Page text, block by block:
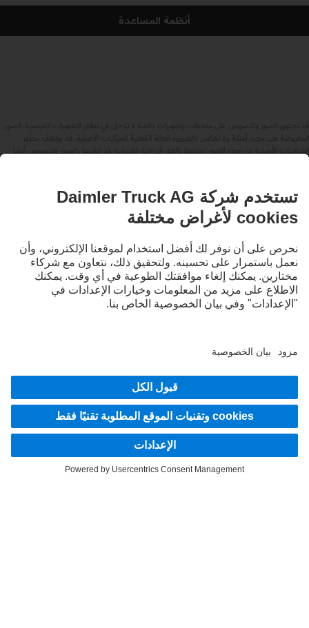
أنظمة المساعدة
الشاحنات الأصلية عن هذه الصور. نحتفظ بالحق في إجراء تغييرات. قد تشتمل الصور والنصوص أيضًا
على بعض الموديلات والخدمات والعروض التي لا تتوافر في بعض البلدان.
باعتبارنا شركة عالمية، فإن تكافؤ الفرص والتنوع والانفتاح والاحترام من المعتقدات الأساسية لدينا في
شركة Daimler Truck AG. ويتجلى ذلك في طريقة تفكيرنا وتصرفنا والتواصل معنا. بشكل أساسي،
تشير جميع المصطلحات المختارة بطبيعة الحال إلى جميع الأجناس والهويات.
لنبقى على تواصل.
LANGUAGE
AR
EN